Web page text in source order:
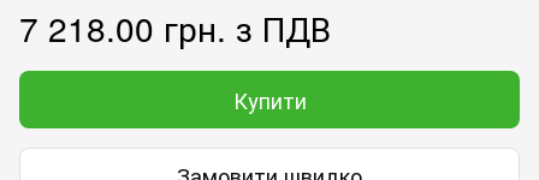
7 218.00 грн. з ПДВ
Купити